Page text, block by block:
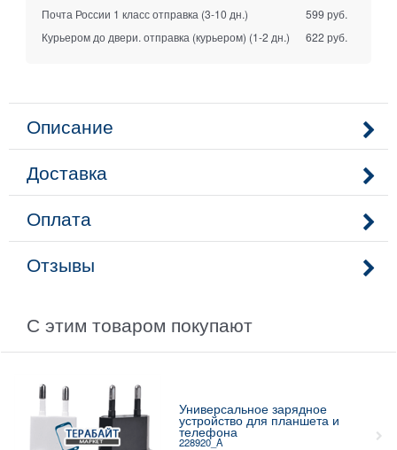
Почта России 1 класс отправка (3-10 дн.)
599 руб.
Курьером до двери. отправка (курьером) (1-2 дн.) 622 руб.
Описание
Доставка
Оплата
Отзывы
С этим товаром покупают
Универсальное зарядное
устройство для планшета и
телефона
228920_A